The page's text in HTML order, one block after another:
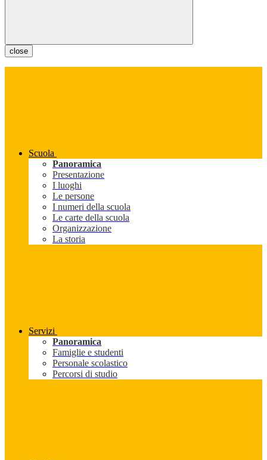
close
Scuola
Panoramica
Presentazione
I luoghi
Le persone
I numeri della scuola
Le carte della scuola
Organizzazione
La storia
Servizi
Panoramica
Famiglie e studenti
Personale scolastico
Percorsi di studio